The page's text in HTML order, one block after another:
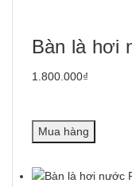
Bàn là hơi
1.800.000₫
Mua hàng